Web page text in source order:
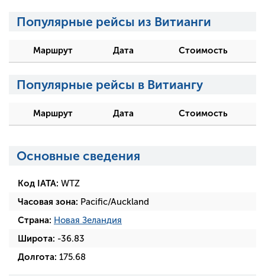
Популярные рейсы из Витианги
Маршрут Дата Стоимость
Популярные рейсы в Витиангу
Маршрут Дата Стоимость
Основные сведения
Код IATA: WTZ
Часовая зона: Pacific/Auckland
Страна: Новая Зеландия
Широта: -36.83
Долгота: 175.68